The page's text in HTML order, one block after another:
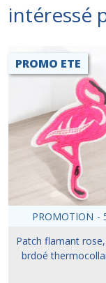
intéressé
PROMO ETE
PROMOTION -
Patch flamant
brdoé